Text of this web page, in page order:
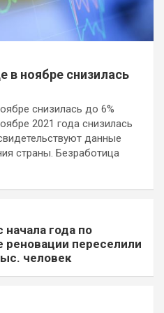
в ноябре снизилась
снизилась до 6%
2021 года снизилась
данные
страны. Безработица
начала года по
реновации переселили
человек